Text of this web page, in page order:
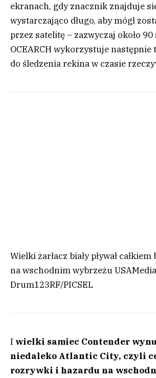
ekranach, gdy znacznik znajduje
wystarczająco długo, aby mógł
przez satelitę – zazwyczaj około 90
OCEARCH wykorzystuje
do śledzenia rekina w czasie
Wielki żarłacz biały pływał
na wschodnim wybrzeżu USAMedia
Drum123RF/PICSEL
I wielki samiec Contender
niedaleko Atlantic City, czyli
rozrywki i hazardu na